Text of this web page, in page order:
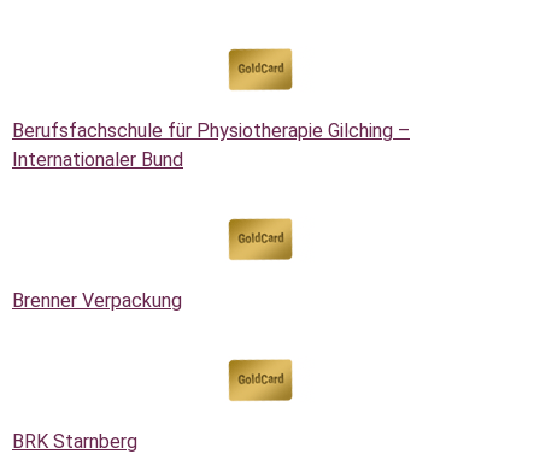
Berufsfachschule für Physiotherapie Gilching –
Internationaler Bund
Brenner Verpackung
BRK Starnberg